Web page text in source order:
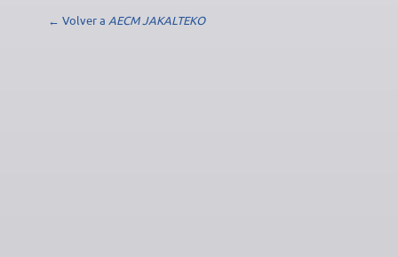
← Volver a AECM JAKALTEKO